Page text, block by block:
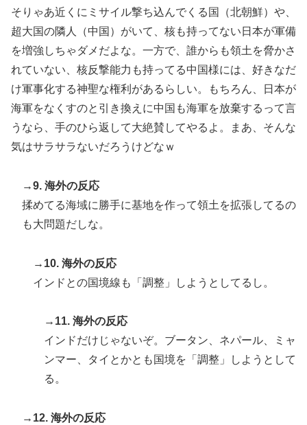
そりゃあ近くにミサイル撃ち込んでくる国（北朝鮮）や、
超大国の隣人（中国）がいて、核も持ってない日本が軍備
を増強しちゃダメだよな。一方で、誰からも領土を脅かさ
れていない、核反撃能力も持ってる中国様には、好きなだ
け軍事化する神聖な権利があるらしい。もちろん、日本が
海軍をなくすのと引き換えに中国も海軍を放棄するって言
うなら、手のひら返して大絶賛してやるよ。まあ、そんな
気はサラサラないだろうけどなｗ
→9. 海外の反応
揉めてる海域に勝手に基地を作って領土を拡張してるの
も大問題だしな。
→10. 海外の反応
インドとの国境線も「調整」しようとしてるし。
→11. 海外の反応
インドだけじゃないぞ。ブータン、ネパール、ミャ
ンマー、タイとかとも国境を「調整」しようとして
る。
→12. 海外の反応